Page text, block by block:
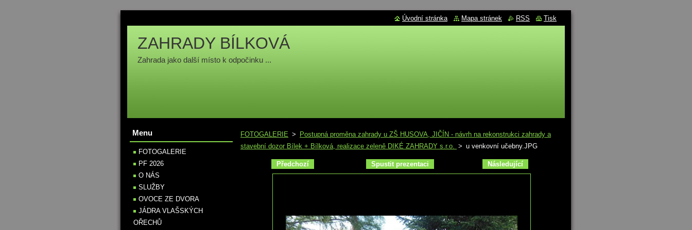
ZAHRADY BÍLKOVÁ
Zahrada jako další místo k odpočinku ...
FOTOGALERIE >
Postupná proměna zahrady u ZŠ HUSOVA, JIČÍN - návrh na rekonstrukci zahrady a
stavební dozor Bílek + Bílková, realizace zeleně DIKÉ ZAHRADY s.r.o. > u venkovní učebny.JPG
Předchozí Spustit prezentaci Následující
Menu
FOTOGALERIE
PF 2026
O NÁS
SLUŽBY
OVOCE ZE DVORA
JÁDRA VLAŠSKÝCH
OŘECHŮ
Úvodní stránka Mapa stránek RSS Tisk